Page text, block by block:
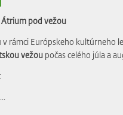
Átrium pod vežou
v rámci Európskeho kultúrneho
vežoupočas celého júla a